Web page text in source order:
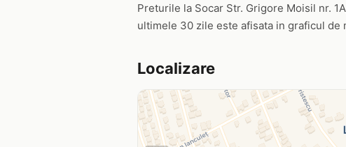
Preturile la Socar Str. Grigore Moisil nr.
ultimele 30 zile este afisata in graficul de
Localizare